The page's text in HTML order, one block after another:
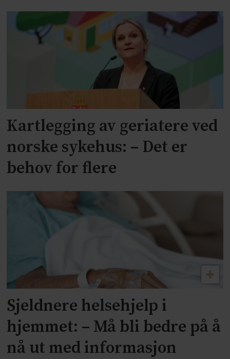
Kartlegging av geriatere ved
norske sykehus: – Det er
behov for flere
Sjeldnere helsehjelp i
hjemmet: – Må bli bedre på å
nå ut med informasjon